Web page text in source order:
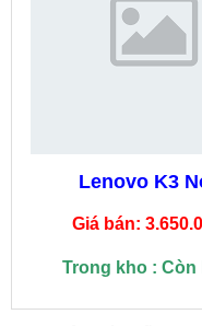
Lenovo K3
Giá bán:
Trong kho : Còn